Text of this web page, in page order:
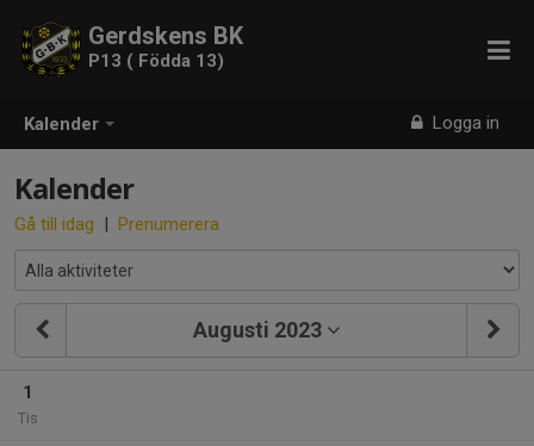
Kalender Logga in
Gerdskens BK
P13 ( Födda 13)
Kalender
Gå till idag | Prenumerera
Augusti 2023
1
Tis